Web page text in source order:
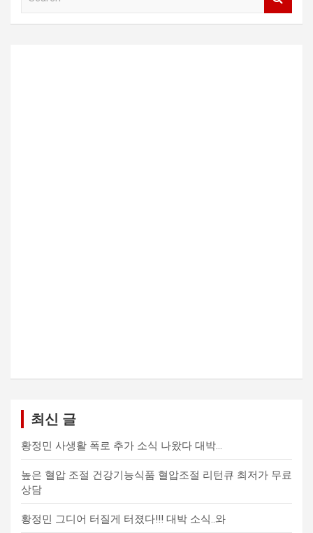
최신 글
황정민 사생활 폭로 추가 소식 나왔다 대박…
높은 혈압 조절 건강기능식품 혈압조절 리턴큐 최저가 무료
상담
황정민 그디어 터질게 터졌다!!! 대박 소식..와